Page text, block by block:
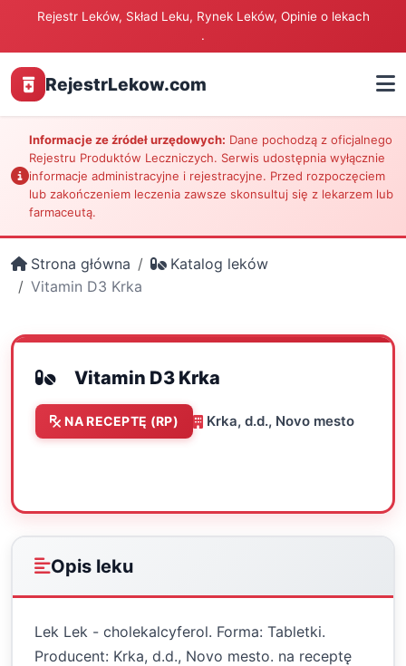
Rejestr Leków, Skład Leku, Rynek Leków, Opinie o lekach
.
RejestrLekow.com
Informacje ze źródeł urzędowych: Dane pochodzą z oficjalnego
Rejestru Produktów Leczniczych. Serwis udostępnia wyłącznie
informacje administracyjne i rejestracyjne. Przed rozpoczęciem
lub zakończeniem leczenia zawsze skonsultuj się z lekarzem lub
farmaceutą.
Strona główna
Katalog leków
Vitamin D3 Krka
Vitamin D3 Krka
NA RECEPTĘ (RP) Krka, d.d., Novo mesto
Opis leku
Lek Lek - cholekalcyferol. Forma: Tabletki.
Producent: Krka, d.d., Novo mesto. na receptę